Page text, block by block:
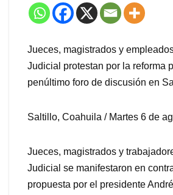
Jueces, magistrados y
Judicial protestan por la reforma
penúltimo foro de discusión en
Saltillo, Coahuila / Martes 6 de
Jueces, magistrados y
Judicial se manifestaron en
propuesta por el presidente